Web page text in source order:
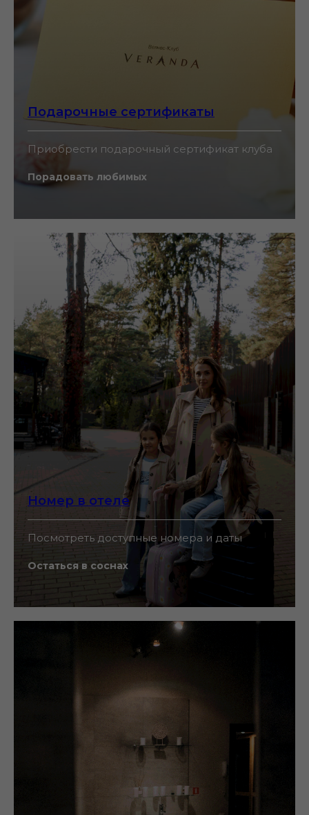
Подарочные сертификаты
Приобрести подарочный сертификат клуба
Порадовать любимых
Номер в отеле
Посмотреть доступные номера и даты
Остаться в соснах